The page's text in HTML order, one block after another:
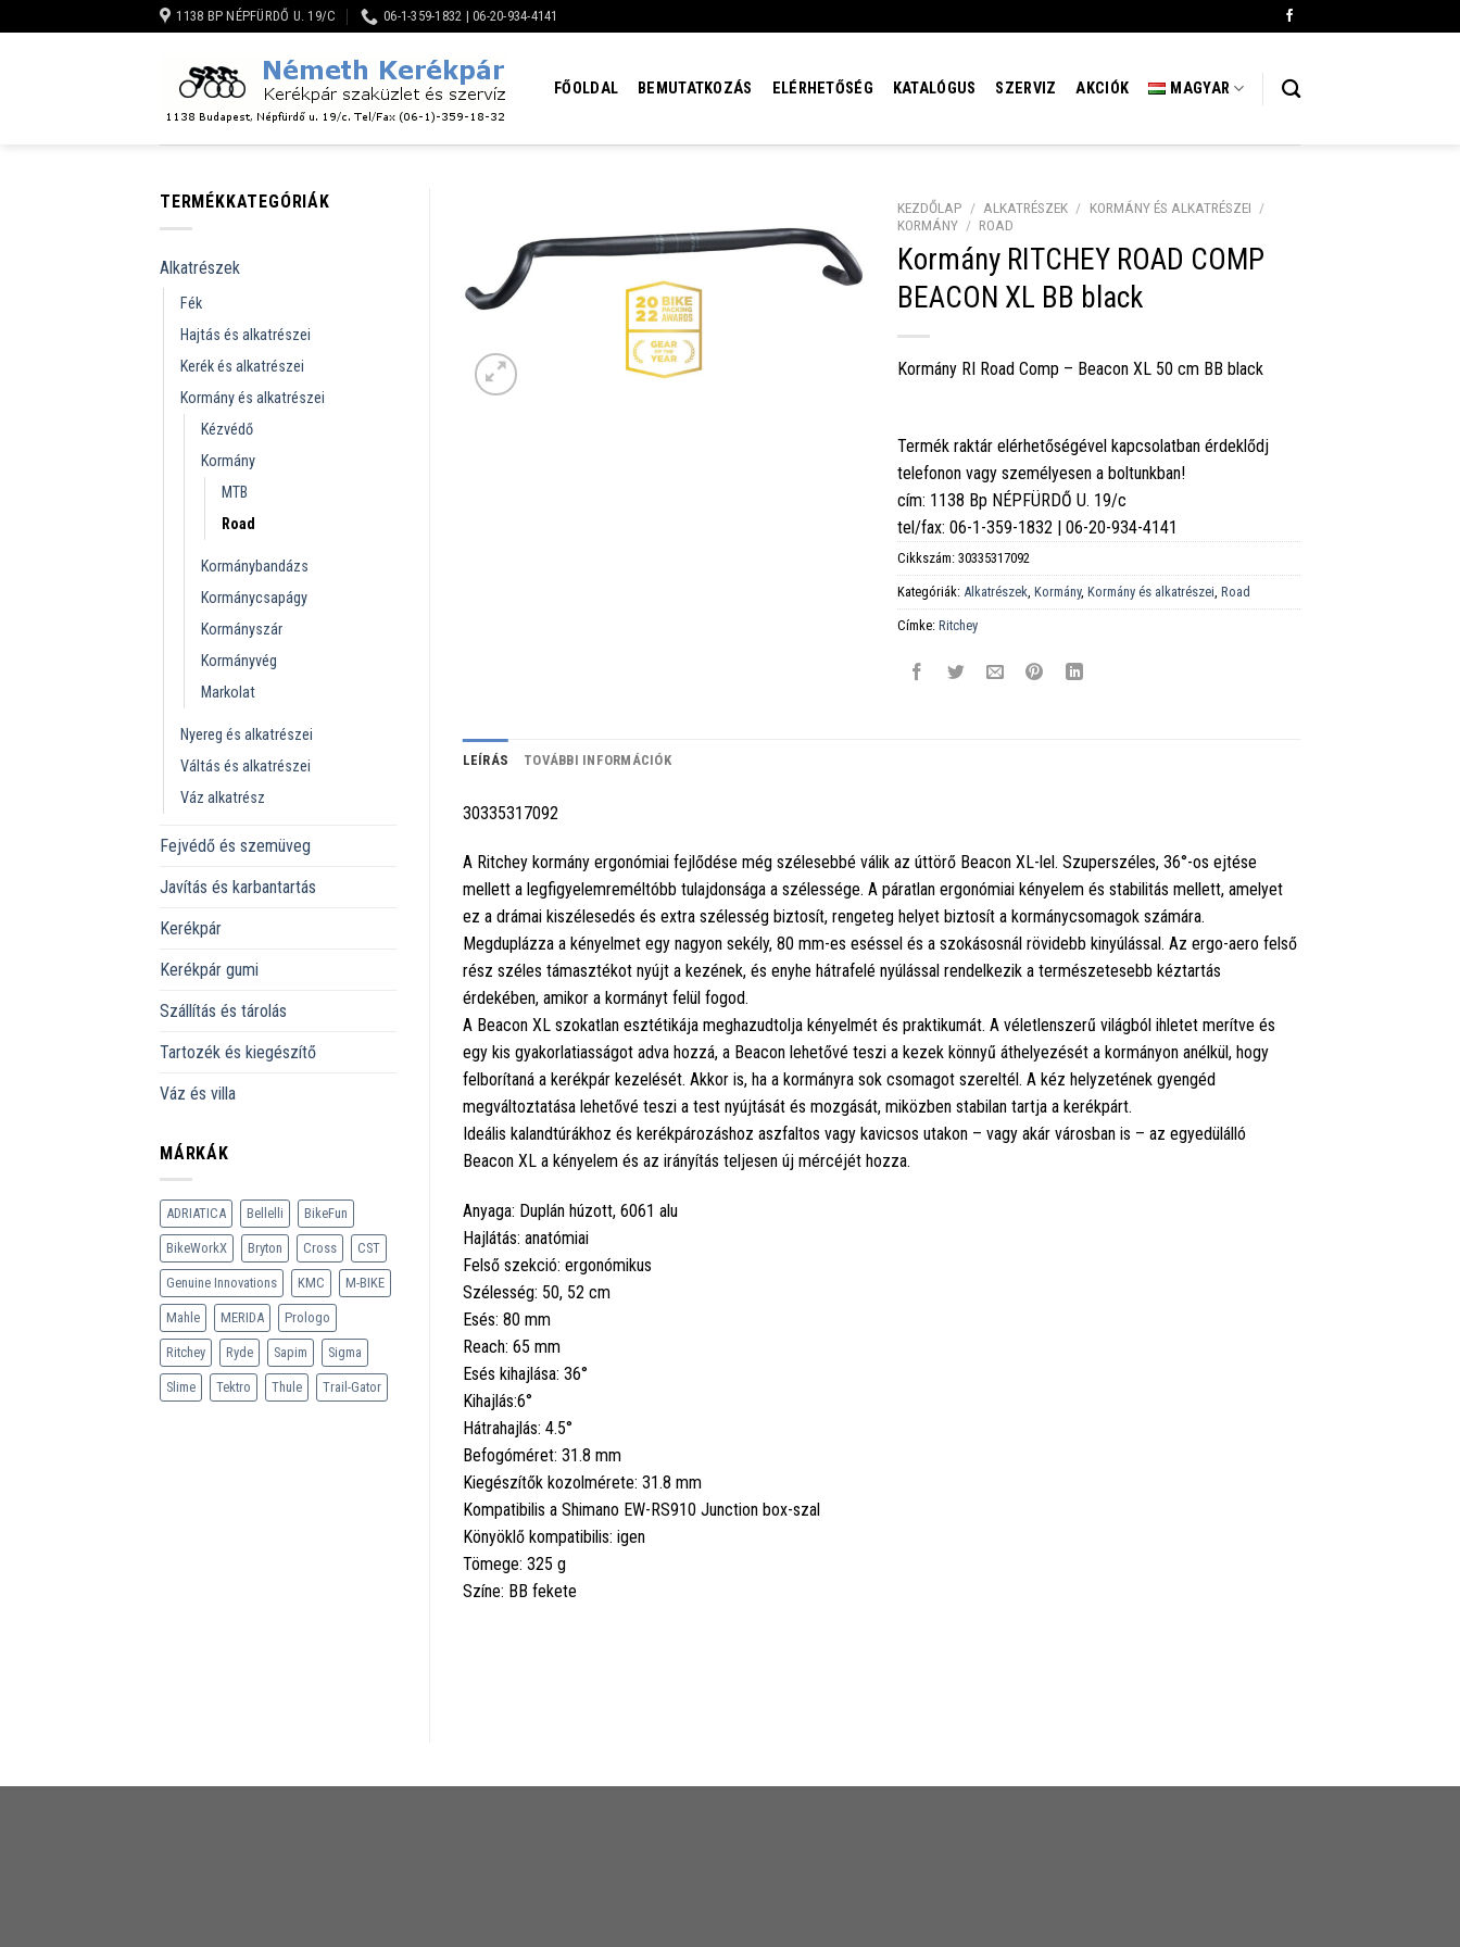
to
1138 BP NÉPFÜRDŐ U. 19/C 06-1-359-1832 | 06-20-934-4141
FŐOLDAL BEMUTATKOZÁS ELÉRHETŐSÉG KATALÓGUS SZERVIZ AKCIÓK MAGYAR
TERMÉKKATEGÓRIÁK
Alkatrészek
Fék
Hajtás és alkatrészei
Kerék és alkatrészei
Kormány és alkatrészei
Kézvédő
Kormány
MTB
Road
Kormánybandázs
Kormánycsapágy
Kormányszár
Kormányvég
Markolat
Nyereg és alkatrészei
Váltás és alkatrészei
Váz alkatrész
Fejvédő és szemüveg
Javítás és karbantartás
Kerékpár
Kerékpár gumi
Szállítás és tárolás
Tartozék és kiegészítő
Váz és villa
MÁRKÁK
ADRIATICA Bellelli BikeFun
BikeWorkX Bryton Cross CST
Genuine Innovations KMC M-BIKE
Mahle MERIDA Prologo
Ritchey Ryde Sapim Sigma
Slime Tektro Thule Trail-Gator
KEZDŐLAP / ALKATRÉSZEK / KORMÁNY ÉS ALKATRÉSZEI /
KORMÁNY / ROAD
Kormány RITCHEY ROAD COMP
BEACON XL BB black
Kormány RI Road Comp – Beacon XL 50 cm BB black
Termék raktár elérhetőségével kapcsolatban érdeklődj
telefonon vagy személyesen a boltunkban!
cím: 1138 Bp NÉPFÜRDŐ U. 19/c
tel/fax: 06-1-359-1832 | 06-20-934-4141
Cikkszám:30335317092
Kategóriák: Alkatrészek ,Kormány,Kormány és alkatrészei ,Road
Címke:Ritchey
LEÍRÁS TOVÁBBI INFORMÁCIÓK
30335317092
A Ritchey kormány ergonómiai fejlődése még szélesebbé válik az úttörő Beacon XL-lel. Szuperszéles, 36°-os ejtése
mellett a legfigyelemreméltóbb tulajdonsága a szélessége. A páratlan ergonómiai kényelem és stabilitás mellett, amelyet
ez a drámai kiszélesedés és extra szélesség biztosít, rengeteg helyet biztosít a kormánycsomagok számára.
Megduplázza a kényelmet egy nagyon sekély, 80 mm-es eséssel és a szokásosnál rövidebb kinyúlással. Az ergo-aero felső
rész széles támasztékot nyújt a kezének, és enyhe hátrafelé nyúlással rendelkezik a természetesebb kéztartás
érdekében, amikor a kormányt felül fogod.
A Beacon XL szokatlan esztétikája meghazudtolja kényelmét és praktikumát. A véletlenszerű világból ihletet merítve és
egy kis gyakorlatiasságot adva hozzá, a Beacon lehetővé teszi a kezek könnyű áthelyezését a kormányon anélkül, hogy
felborítaná a kerékpár kezelését. Akkor is, ha a kormányra sok csomagot szereltél. A kéz helyzetének gyengéd
megváltoztatása lehetővé teszi a test nyújtását és mozgását, miközben stabilan tartja a kerékpárt.
Ideális kalandtúrákhoz és kerékpározáshoz aszfaltos vagy kavicsos utakon – vagy akár városban is – az egyedülálló
Beacon XL a kényelem és az irányítás teljesen új mércéjét hozza.
Anyaga: Duplán húzott, 6061 alu
Hajlátás: anatómiai
Felső szekció: ergonómikus
Szélesség: 50, 52 cm
Esés: 80 mm
Reach: 65 mm
Esés kihajlása: 36°
Kihajlás:6°
Hátrahajlás: 4.5°
Befogóméret: 31.8 mm
Kiegészítők kozolmérete: 31.8 mm
Kompatibilis a Shimano EW-RS910 Junction box-szal
Könyöklő kompatibilis: igen
Tömege: 325 g
Színe: BB fekete